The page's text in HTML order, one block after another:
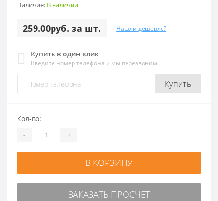
Наличие: В наличии
259.00руб. за шт. Нашли дешевле?
Купить в один клик
Введите номер телефона и мы перезвоним
Купить
Кол-во:
- +
В КОРЗИНУ
ЗАКАЗАТЬ ПРОСЧЕТ